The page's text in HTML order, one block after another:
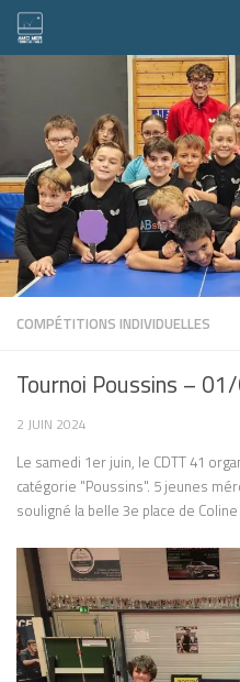
Skip to content
COMPÉTITIONS INDIVIDUELLES
Tournoi Poussins –
2 JUIN 2024
Le samedi 1er juin, le CDTT 41
catégorie "Poussins". 5 jeunes
souligné la belle 3e place de